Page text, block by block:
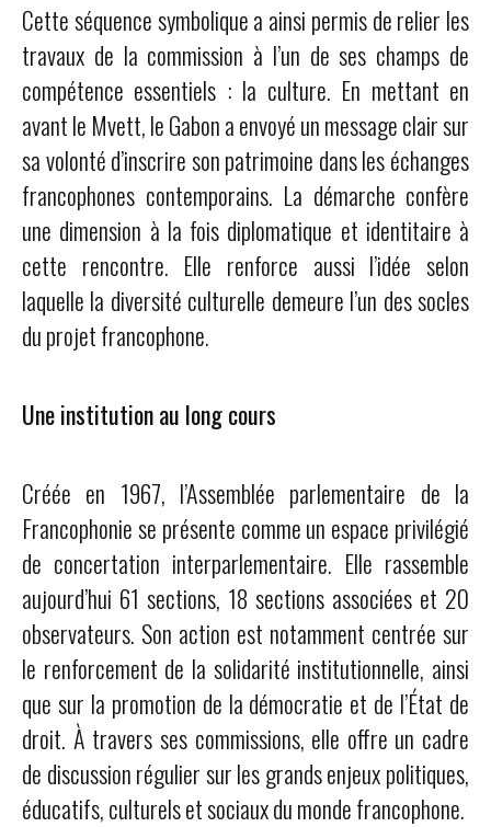
Cette séquence symbolique a ainsi permis de relier les
travaux de la commission à l’un de ses champs de
compétence essentiels : la culture. En mettant en
avant le Mvett, le Gabon a envoyé un message clair sur
sa volonté d’inscrire son patrimoine dans les échanges
francophones contemporains. La démarche confère
une dimension à la fois diplomatique et identitaire à
cette rencontre. Elle renforce aussi l’idée selon
laquelle la diversité culturelle demeure l’un des socles
du projet francophone.
Une institution au long cours
Créée en 1967, l’Assemblée parlementaire de la
Francophonie se présente comme un espace privilégié
de concertation interparlementaire. Elle rassemble
aujourd’hui 61 sections, 18 sections associées et 20
observateurs. Son action est notamment centrée sur
le renforcement de la solidarité institutionnelle, ainsi
que sur la promotion de la démocratie et de l’État de
droit. À travers ses commissions, elle offre un cadre
de discussion régulier sur les grands enjeux politiques,
éducatifs, culturels et sociaux du monde francophone.